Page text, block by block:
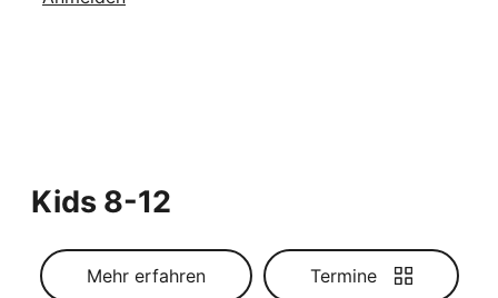
Kids 8-12
Mehr erfahren Termine